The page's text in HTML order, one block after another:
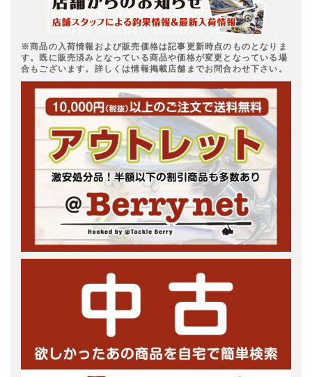
※商品の入荷情報および販売価格は記事更新時点のものとなりま
す。既に販売済みとなっている商品や価格が変更となっている場
合もございます。詳しくは情報掲載店舗までお問合わせ下さい。